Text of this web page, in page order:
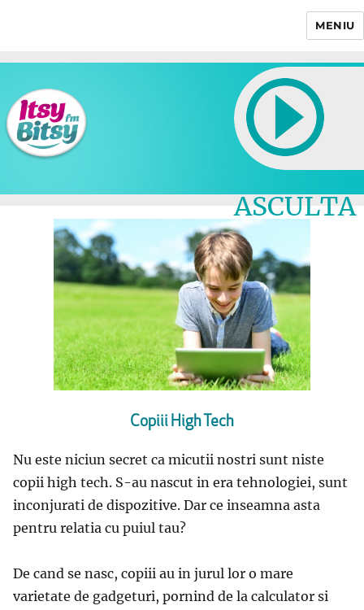
MENIU
ASCULTA
LIVE
Copiii High Tech
Nu este niciun secret ca micutii nostri sunt niste
copii high tech. S-au nascut in era tehnologiei, sunt
inconjurati de dispozitive. Dar ce inseamna asta
pentru relatia cu puiul tau?
De cand se nasc, copiii au in jurul lor o mare
varietate de gadgeturi, pornind de la calculator si